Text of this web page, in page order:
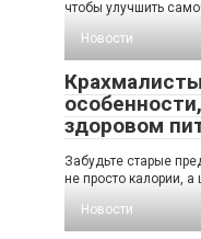
чтобы улучшить
Новости
здоровом
Забудьте старые
не просто калории, а
Новости